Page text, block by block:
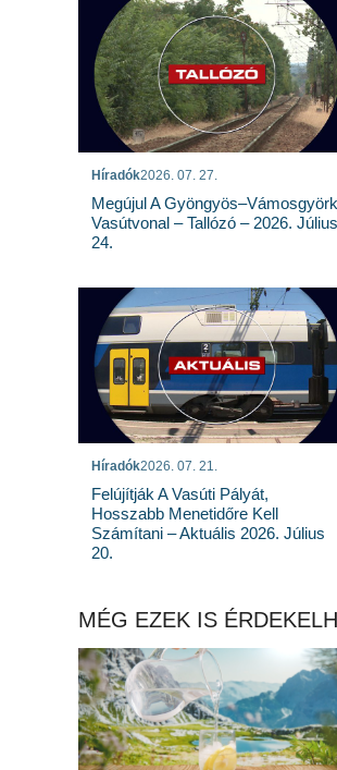
Híradók2026. 07. 27.
Megújul A Gyöngyös–Vámosgyörk
Vasútvonal – Tallózó – 2026. Július
24.
Híradók2026. 07. 21.
Felújítják A Vasúti Pályát,
Hosszabb Menetidőre Kell
Számítani – Aktuális 2026. Július
20.
MÉG EZEK IS